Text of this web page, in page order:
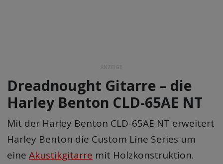
ANZEIGE
Dreadnought Gitarre – die
Harley Benton CLD-65AE NT
Mit der Harley Benton CLD-65AE NT erweitert
Harley Benton die Custom Line Series um
eineAkustikgitarre mit Holzkonstruktion.